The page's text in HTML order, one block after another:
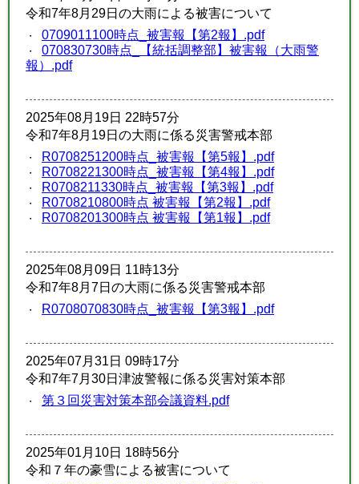
令和7年8月29日の大雨による被害について
0709011100時点_被害報【第2報】.pdf
070830730時点_【統括調整部】被害報（大雨警
報）.pdf
2025年08月19日 22時57分
令和7年8月19日の大雨に係る災害警戒本部
R0708251200時点_被害報【第5報】.pdf
R0708221300時点_被害報【第4報】.pdf
R0708211330時点_被害報【第3報】.pdf
R0708210800時点 被害報【第2報】.pdf
R0708201300時点 被害報【第1報】.pdf
2025年08月09日 11時13分
令和7年8月7日の大雨に係る災害警戒本部
R0708070830時点_被害報【第3報】.pdf
2025年07月31日 09時17分
令和7年7月30日津波警報に係る災害対策本部
第３回災害対策本部会議資料.pdf
2025年01月10日 18時56分
令和７年の豪雪による被害について